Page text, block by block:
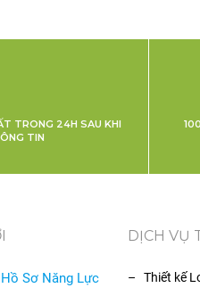
TRONG 24H SAU KHI
TIN
Sơ Năng Lực
DỊCH VỤ
– Thiết kế